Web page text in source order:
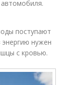
поступают
нужен
с кровью.